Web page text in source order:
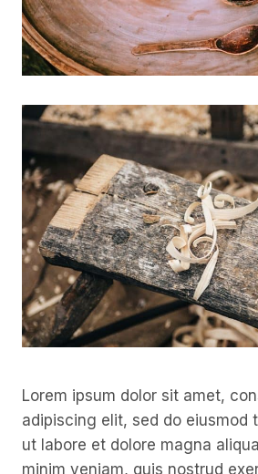
Lorem ipsum dolor sit amet,
adipiscing elit, sed do eiusmod
ut labore et dolore magna
minim veniam, quis nostrud